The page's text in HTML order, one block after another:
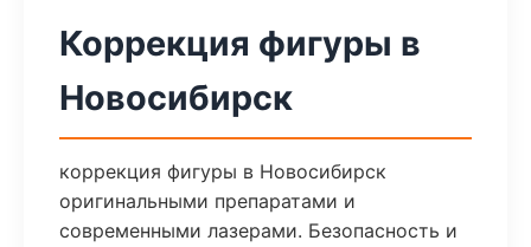
Коррекция фигуры в
Новосибирск
коррекция фигуры в Новосибирск
оригинальными препаратами и
современными лазерами. Безопасность и